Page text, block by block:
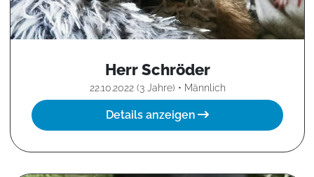
Herr Schröder
22.10.2022 (3 Jahre) • Männlich
Details anzeigen